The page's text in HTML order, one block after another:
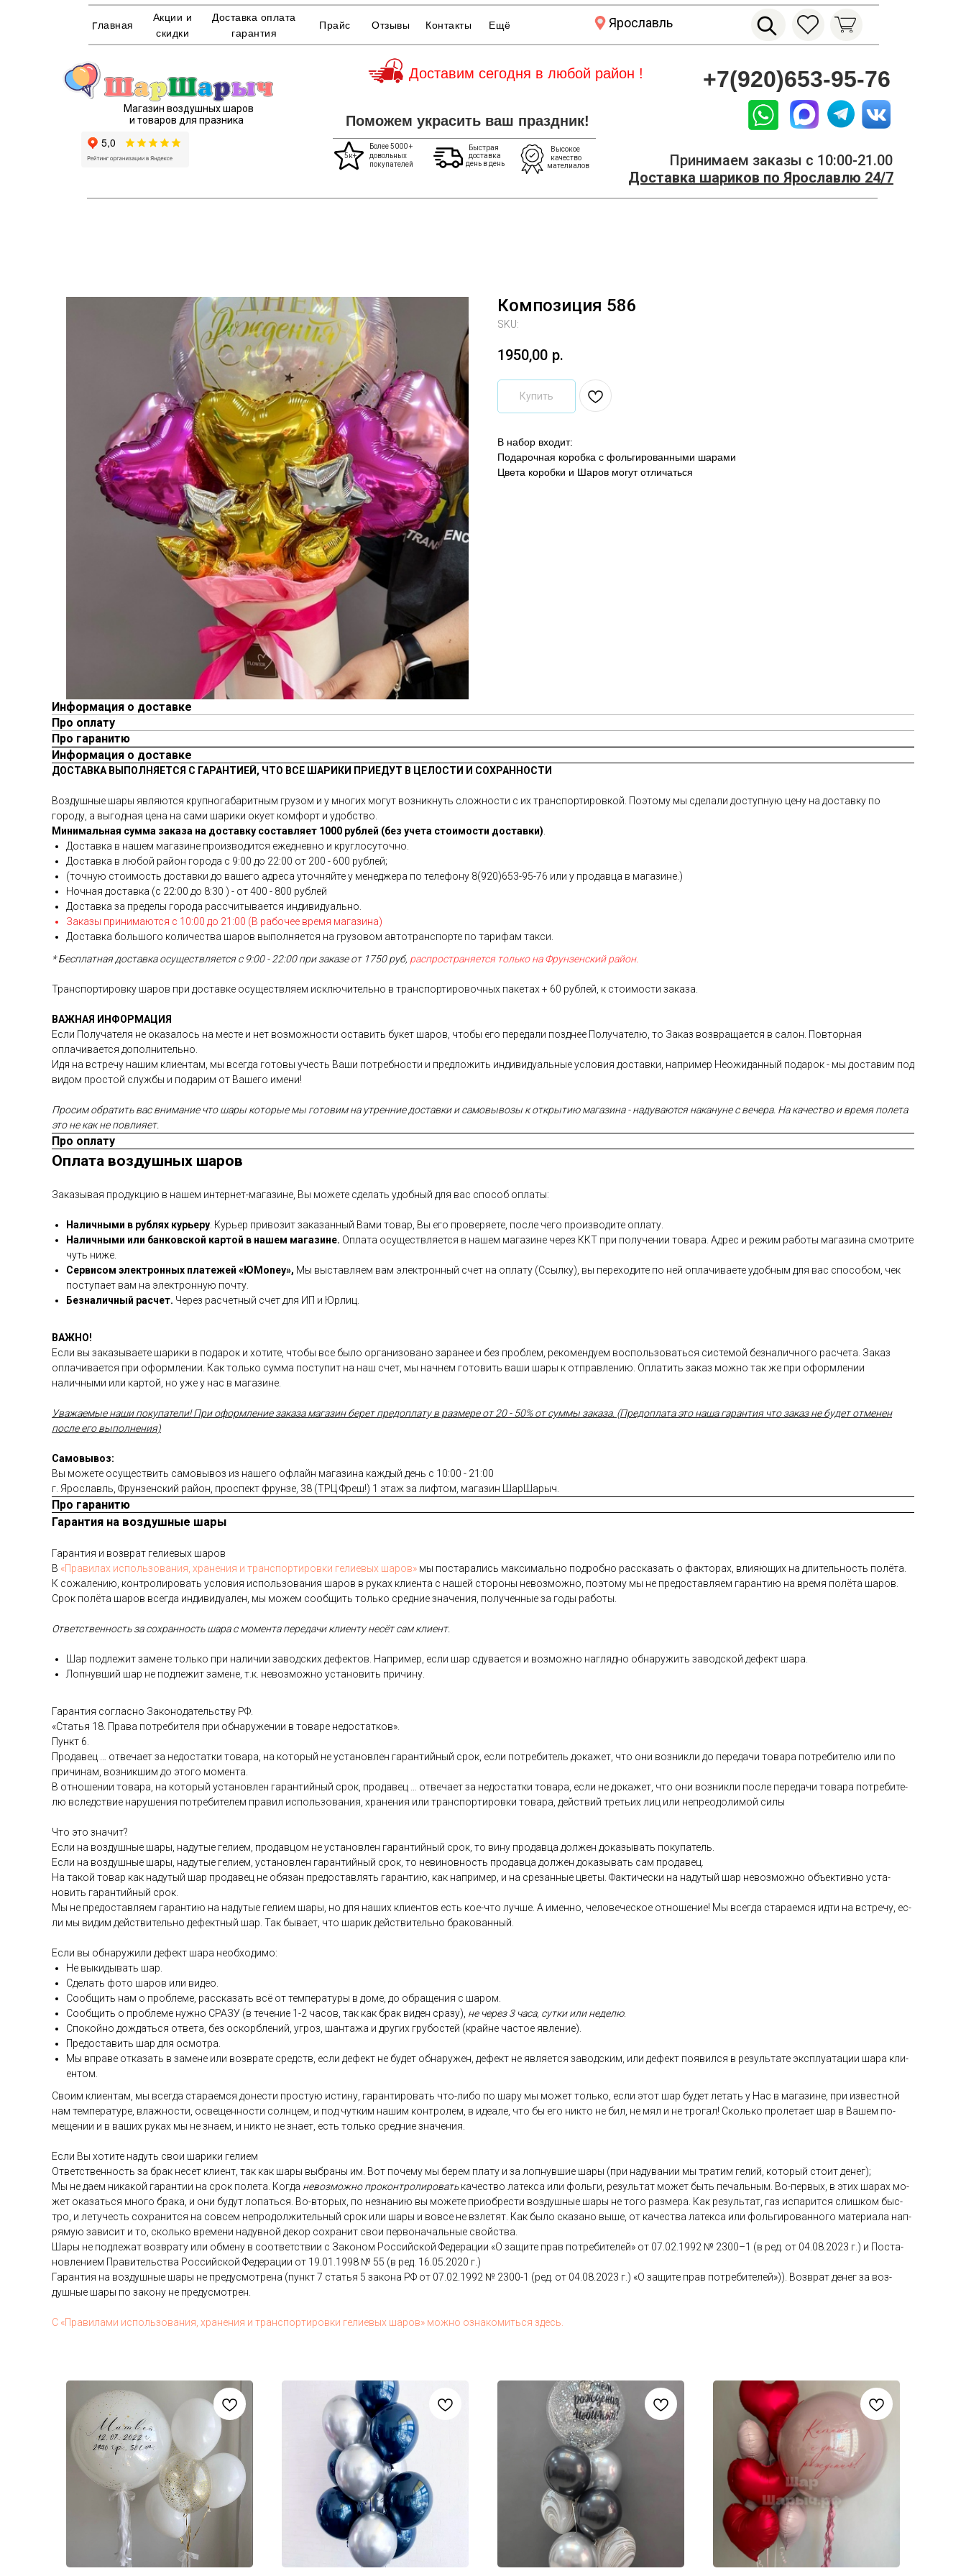
Главная Прайс
Доставка оплата
гарантия
Отзывы Контакты
Акции и
скидки
Ярославль
Ещё
+7(920)653-95-76
Принимаем заказы с 10:00-21.00
Доставка шариков по Ярославлю 24/7
Магазин воздушных шаров
и товаров для празника
довольных
5к+
покупателей
Быстрая
доставка
Более 5000 +
Высокое
качество
Поможем украсить ваш праздник!
мателиалов
день в день
Доставим сегодня в любой район !
Композиция 586
SKU:
1950,00 р.
Купить
В набор входит:
Подарочная коробка с фольгированными шарами
Цвета коробки и Шаров могут отличаться
Информация о доставке
Про оплату
Про гаранитю
Информация о доставке
ДОСТАВКА ВЫПОЛНЯЕТСЯ С ГАРАНТИЕЙ, ЧТО ВСЕ ШАРИКИ ПРИЕДУТ В ЦЕЛОСТИ И СОХРАННОСТИ
Воздушные шары являются крупногабаритным грузом и у многих могут возникнуть сложности с их транспортировкой. Поэтому мы сделали доступную цену на доставку по
городу, а выгодная цена на сами шарики окует комфорт и удобство.
Минимальная сумма заказа на доставку составляет 1000 рублей (без учета стоимости доставки)
Доставка в нашем магазине производится ежедневно и круглосуточно.
Доставка в любой район города c 9:00 до 22:00 от 200 - 600 рублей;
(точную стоимость доставки до вашего адреса уточняйте у менеджера по телефону 8(920)653-95-76 или у продавца в магазине.)
Ночная доставка (с 22:00 до 8:30 ) - от 400 - 800 рублей
Доставка за пределы города рассчитывается индивидуально.
Заказы принимаются с 10:00 до 21:00 (В рабочее время магазина)
Доставка большого количества шаров выполняется на грузовом автотранспорте по тарифам такси.
* Бесплатная доставка осуществляется с 9:00 - 22:00 при заказе от 1750 руб, распространяется только на Фрунзенский район.
Транспортировку шаров при доставке осуществляем исключительно в транспортировочных пакетах + 60 рублей, к стоимости заказа.
ВАЖНАЯ ИНФОРМАЦИЯ
Если Получателя не оказалось на месте и нет возможности оставить букет шаров, чтобы его передали позднее Получателю, то Заказ возвращается в салон. Повторная
оплачивается дополнительно.
Идя на встречу нашим клиентам, мы всегда готовы учесть Ваши потребности и предложить индивидуальные условия доставки, например Неожиданный подарок - мы доставим под
видом простой службы и подарим от Вашего имени!
Просим обратить вас внимание что шары которые мы готовим на утренние доставки и самовывозы к открытию магазина - надуваются накануне с вечера. На качество и время полета
это не как не повлияет.
Про оплату
Оплата воздушных шаров
Заказывая продукцию в нашем интернет-магазине, Вы можете сделать удобный для вас способ оплаты:
Наличными в рублях курьеру . Курьер привозит заказанный Вами товар, Вы его проверяете, после чего производите оплату.
Наличными или банковской картой в нашем магазине. Оплата осуществляется в нашем магазине через ККТ при получении товара. Адрес и режим работы магазина смотрите
чуть ниже.
Сервисом электронных платежей «ЮMoney», Мы выставляем вам электронный счет на оплату (Ссылку), вы переходите по ней оплачиваете удобным для вас способом, чек
поступает вам на электронную почту.
Безналичный расчет. Через расчетный счет для ИП и Юрлиц.
ВАЖНО!
Если вы заказываете шарики в подарок и хотите, чтобы все было организовано заранее и без проблем, рекомендуем воспользоваться системой безналичного расчета. Заказ
оплачивается при оформлении. Как только сумма поступит на наш счет, мы начнем готовить ваши шары к отправлению. Оплатить заказ можно так же при оформлении
наличными или картой, но уже у нас в магазине.
Уважаемые наши покупатели! При оформление заказа магазин берет предоплату в размере от 20 - 50% от суммы заказа. (Предоплата это наша гарантия что заказ не будет отменен
после его выполнения)
Самовывоз:
Вы можете осуществить самовывоз из нашего офлайн магазина каждый день с 10:00 - 21:00
г. Ярославль, Фрунзенский район, проспект фрунзе, 38 (ТРЦ Фреш!) 1 этаж за лифтом, магазин ШарШарыч.
Про гаранитю
Гарантия на воздушные шары
Га­ран­тия и воз­врат ге­ли­евых ша­ров
В «Пра­ви­лах ис­поль­зо­ва­ния, хра­не­ния и тран­спор­ти­ров­ки ге­ли­евых ша­ров» мы пос­та­рались мак­си­маль­но под­робно рас­ска­зать о фак­то­рах, вли­яющих на дли­тель­ность по­лёта.
К со­жале­нию, кон­тро­лиро­вать ус­ло­вия ис­поль­зо­вания ша­ров в ру­ках кли­ен­та с на­шей сто­роны не­воз­можно, по­это­му мы не пре­дос­тавля­ем га­ран­тию на вре­мя по­лёта ша­ров.
Срок по­лёта ша­ров всег­да ин­ди­виду­ален, мы мо­жем со­об­щить толь­ко сред­ние зна­чения, по­лучен­ные за го­ды ра­боты.
От­ветс­твен­ность за сох­ранность ша­ра с мо­мен­та пе­реда­чи кли­ен­ту не­сёт сам кли­ент.
Шар под­ле­жит за­мене толь­ко при на­личии за­вод­ских де­фек­тов. Нап­ри­мер, ес­ли шар сду­ва­ет­ся и воз­можно наг­лядно об­на­ружить за­вод­ской де­фект ша­ра.
Лоп­нувший шар не под­ле­жит за­мене, т.к. не­воз­можно ус­та­новить при­чину.
Га­ран­тия сог­ласно За­коно­датель­ству РФ.
«Статья 18. Пра­ва пот­ре­бите­ля при об­на­руже­нии в то­варе не­дос­татков».
Пункт 6.
Про­давец … от­ве­ча­ет за не­дос­татки то­вара, на ко­торый не ус­та­нов­лен га­ран­тий­ный срок, ес­ли пот­ре­битель до­кажет, что они воз­никли до пе­реда­чи то­вара пот­ре­бите­лю или по
при­чинам, воз­никшим до это­го мо­мен­та.
В от­но­шении то­вара, на ко­торый ус­та­нов­лен га­ран­тий­ный срок, про­давец … от­ве­ча­ет за не­дос­татки то­вара, ес­ли не до­кажет, что они воз­никли пос­ле пе­реда­чи то­вара пот­ре­бите­
лю вследс­твие на­руше­ния пот­ре­бите­лем пра­вил ис­поль­зо­вания, хра­нения или тран­спор­ти­ров­ки то­вара, дей­ствий треть­их лиц или неп­ре­одо­лимой си­лы
Что это зна­чит?
Ес­ли на воз­душные ша­ры, на­дутые ге­ли­ем, про­дав­цом не ус­та­нов­лен га­ран­тий­ный срок, то ви­ну про­дав­ца дол­жен до­казы­вать по­купа­тель.
Ес­ли на воз­душные ша­ры, на­дутые ге­ли­ем, ус­та­нов­лен га­ран­тий­ный срок, то не­винов­ность про­дав­ца дол­жен до­казы­вать сам про­давец.
На та­кой то­вар как на­дутый шар про­давец не обя­зан пре­дос­тавлять га­ран­тию, как нап­ри­мер, и на сре­зан­ные цве­ты. Фак­ти­чес­ки на на­дутый шар не­воз­можно объ­ек­тивно ус­та­
новить га­ран­тий­ный срок.
Мы не пре­дос­тавля­ем га­ран­тию на на­дутые ге­ли­ем ша­ры, но для на­ших кли­ен­тов есть кое-что луч­ше. А имен­но, че­лове­чес­кое от­но­шение! Мы всег­да ста­ра­ем­ся ид­ти на встре­чу, ес­
ли мы ви­дим дей­стви­тель­но де­фек­тный шар. Так бы­ва­ет, что ша­рик дей­стви­тель­но бра­кован­ный.
Ес­ли вы об­на­ружи­ли де­фект ша­ра не­об­хо­димо:
Не вы­киды­вать шар.
Сде­лать фо­то ша­ров или ви­део.
Со­об­щить нам о проб­ле­ме, рас­ска­зать всё от тем­пе­рату­ры в до­ме, до об­ра­щения с ша­ром.
Со­об­щить о проб­ле­ме нуж­но СРА­ЗУ (в те­чение 1-2 ча­сов, так как брак ви­ден сра­зу), не че­рез 3 ча­са, сут­ки или не­делю.
Спо­кой­но дож­дать­ся от­ве­та, без ос­кор­бле­ний, уг­роз, шан­та­жа и дру­гих гру­бос­тей (край­не час­тое яв­ле­ние).
Пре­дос­та­вить шар для ос­мотра.
Мы впра­ве от­ка­зать в за­мене или воз­вра­те средств, ес­ли де­фект не бу­дет об­на­ружен, де­фект не яв­ля­ет­ся за­вод­ским, или де­фект по­явил­ся в ре­зуль­та­те экс­плу­ата­ции ша­ра кли­
ен­том.
Сво­им кли­ен­там, мы всег­да ста­ра­ем­ся до­нес­ти прос­тую ис­ти­ну, га­ран­ти­ровать что-ли­бо по ша­ру мы мо­жет толь­ко, ес­ли этот шар бу­дет ле­тать у Нас в ма­гази­не, при из­вес­тной
нам тем­пе­рату­ре, влаж­ности, ос­ве­щен­ности сол­нцем, и под чут­ким на­шим кон­тро­лем, в иде­але, что бы его ник­то не бил, не мял и не тро­гал! Сколь­ко про­лета­ет шар в Ва­шем по­
меще­нии и в ва­ших ру­ках мы не зна­ем, и ник­то не зна­ет, есть толь­ко сред­ние зна­чения.
Ес­ли Вы хо­тите на­дуть свои ша­рики ге­ли­ем
От­ветс­твен­ность за брак не­сет кли­ент, так как ша­ры выб­ра­ны им. Вот по­чему мы бе­рем пла­ту и за лоп­нувшие ша­ры (при на­дува­нии мы тра­тим ге­лий, ко­торый сто­ит де­нег);
Мы не да­ем ни­какой га­ран­тии на срок по­лета. Ког­да не­воз­можно про­кон­тро­лиро­ватька­чес­тво ла­тек­са или фоль­ги, ре­зуль­тат мо­жет быть пе­чаль­ным. Во-пер­вых, в этих ша­рах мо­
жет ока­зать­ся мно­го бра­ка, и они бу­дут ло­пать­ся. Во-вто­рых, по нез­на­нию вы мо­жете при­об­рести воз­душные ша­ры не то­го раз­ме­ра. Как ре­зуль­тат, газ ис­па­рит­ся слиш­ком быс­
тро, и ле­тучесть сох­ра­нит­ся на сов­сем неп­ро­дол­жи­тель­ный срок или ша­ры и вов­се не взле­тят. Как бы­ло ска­зано вы­ше, от ка­чес­тва ла­тек­са или фоль­ги­рован­но­го ма­тери­ала нап­
ря­мую за­висит и то, сколь­ко вре­мени на­дув­ной де­кор сох­ра­нит свои пер­во­началь­ные свой­ства.
Ша­ры не под­ле­жат воз­вра­ту или об­ме­ну в со­от­ветс­твии с За­коном Рос­сий­ской Фе­дера­ции «О за­щите прав пот­ре­бите­лей» от 07.02.1992 № 2300–1 (в ред. от 04.08.2023 г.) и Пос­та­
нов­ле­ни­ем Пра­витель­ства Рос­сий­ской Фе­дера­ции от 19.01.1998 № 55 (в ред. 16.05.2020 г.)
Га­ран­тия на воз­душные ша­ры не пре­дус­мотре­на (пункт 7 статья 5 за­кона РФ от 07.02.1992 № 2300-1 (ред. от 04.08.2023 г.) «О за­щите прав пот­ре­бите­лей»)). Воз­врат де­нег за воз­
душные ша­ры по за­кону не пре­дус­мотрен.
С «Пра­вила­ми ис­поль­зо­вания, хра­нения и тран­спор­ти­ров­ки ге­ли­евых ша­ров» мож­но оз­на­комить­ся здесь.